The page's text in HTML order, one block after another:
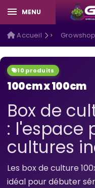
MENU
Accueil Growshop
10 produits
100cm x 100cm
Box de
: l'espace
cultures
Les box de culture
idéal pour débuter